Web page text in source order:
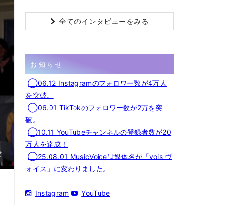
全てのインタビューをみる
お知らせ
◯06.12 Instagramのフォロワー数が4万人
を突破。
◯06.01 TikTokのフォロワー数が2万を突
破。
◯10.11 YouTubeチャンネルの登録者数が20
万人を達成！
◯25.08.01 MusicVoiceは媒体名が「vois ヴ
ォイス」に変わりました。
Instagram YouTube